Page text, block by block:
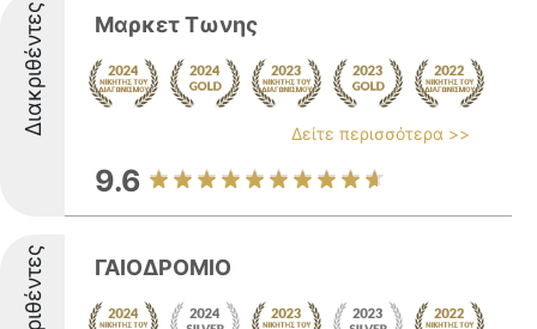
Διακριθέντες Μαρκετ Τωνης
Δείτε περισσότερα >>
9.6
ΓΑΙΟΔΡΟΜΙΟ